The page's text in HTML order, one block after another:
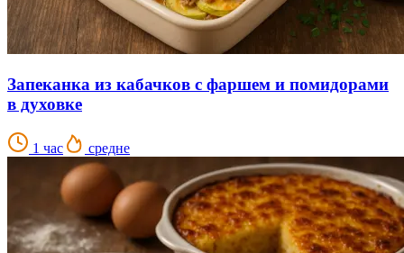
Запеканка из кабачков с фаршем и помидорами
в духовке
1 час средне